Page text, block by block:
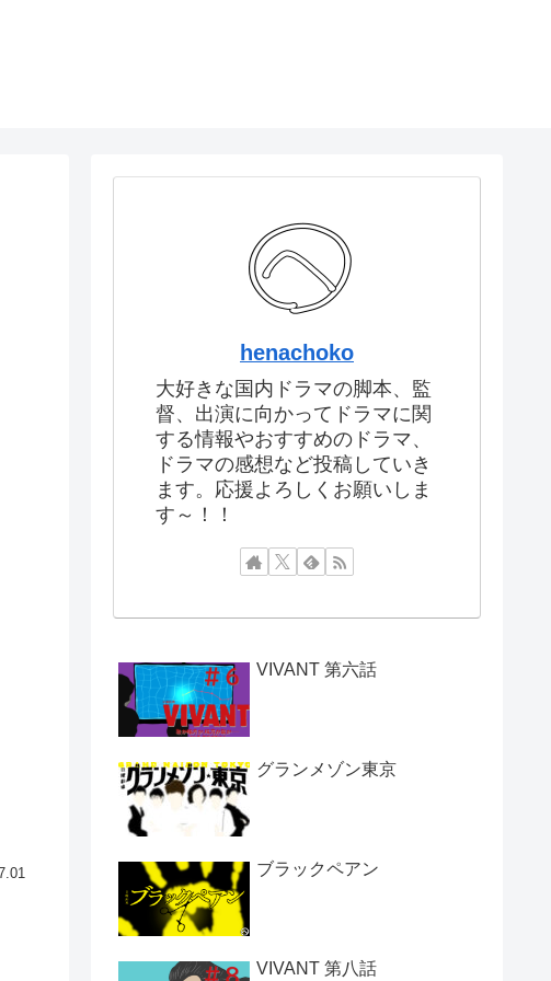
henachoko
大好きな国内ドラマの脚本、監
督、出演に向かってドラマに関
する情報やおすすめのドラマ、
ドラマの感想など投稿していき
ます。応援よろしくお願いしま
す～！！
VIVANT 第六話
グランメゾン東京
ブラックペアン
VIVANT 第八話